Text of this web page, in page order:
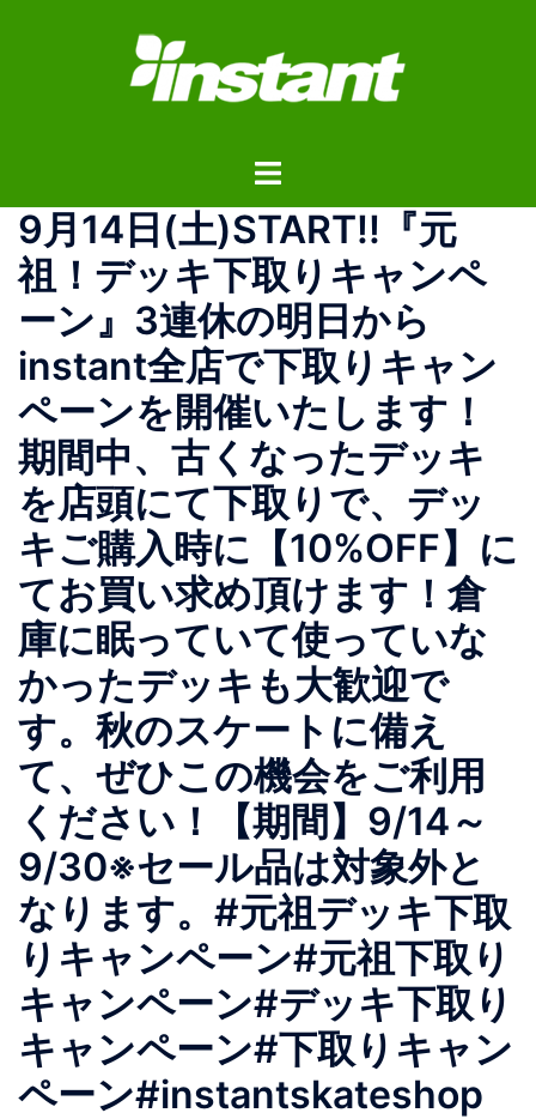
ス
ト
ル
メ
ニ
ュ
ー
9月14日(土)START!!『元
祖！デッキ下取りキャンペ
ーン』3連休の明日から
instant全店で下取りキャン
ペーンを開催いたします！
期間中、古くなったデッキ
を店頭にて下取りで、デッ
キご購入時に【10%OFF】に
てお買い求め頂けます！倉
庫に眠っていて使っていな
かったデッキも大歓迎で
す。秋のスケートに備え
て、ぜひこの機会をご利用
ください！【期間】9/14～
9/30※セール品は対象外と
なります。#元祖デッキ下取
りキャンペーン#元祖下取り
キャンペーン#デッキ下取り
キャンペーン#下取りキャン
ペーン#instantskateshop